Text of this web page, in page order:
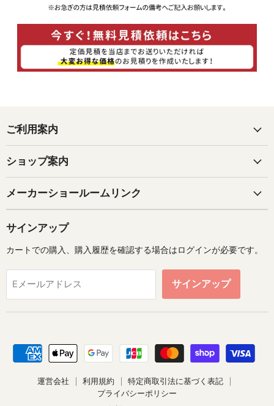
ご利用案内
ショップ案内
メーカーショールームリンク
サインアップ
カートでの購入、購入履歴を確認する場合はログインが必要です。
Eメールアドレス サインアップ
運営会社 利用規約
特定商取引法に基づく表記
プライバシーポリシー